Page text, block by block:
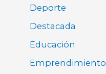
Deporte
Destacada
Educación
Emprendimiento